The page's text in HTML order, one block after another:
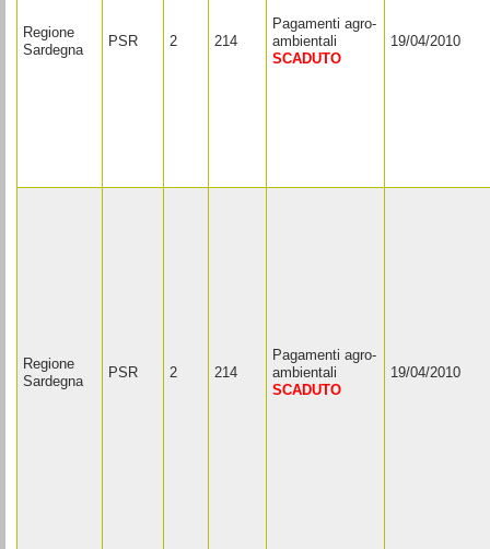
Regione
Sardegna
PSR 2 214
Pagamenti agro-
ambientali
SCADUTO
19/04/2010
Regione
Sardegna
PSR 2 214
Pagamenti agro-
ambientali
SCADUTO
19/04/2010